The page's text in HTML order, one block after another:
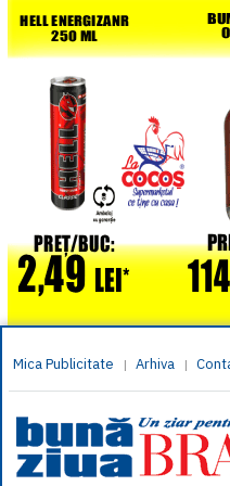
Mica Publicitate | Arhiva |